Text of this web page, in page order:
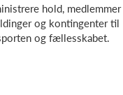
hold, medlemmer
og kontingenter til
og fællesskabet.